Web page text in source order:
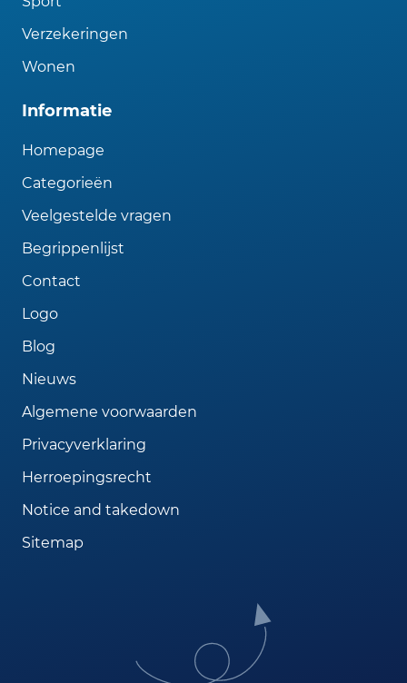
Verzekeringen
Wonen
Informatie
Homepage
Categorieën
Veelgestelde vragen
Begrippenlijst
Contact
Logo
Blog
Nieuws
Algemene voorwaarden
Privacyverklaring
Herroepingsrecht
Notice and takedown
Sitemap